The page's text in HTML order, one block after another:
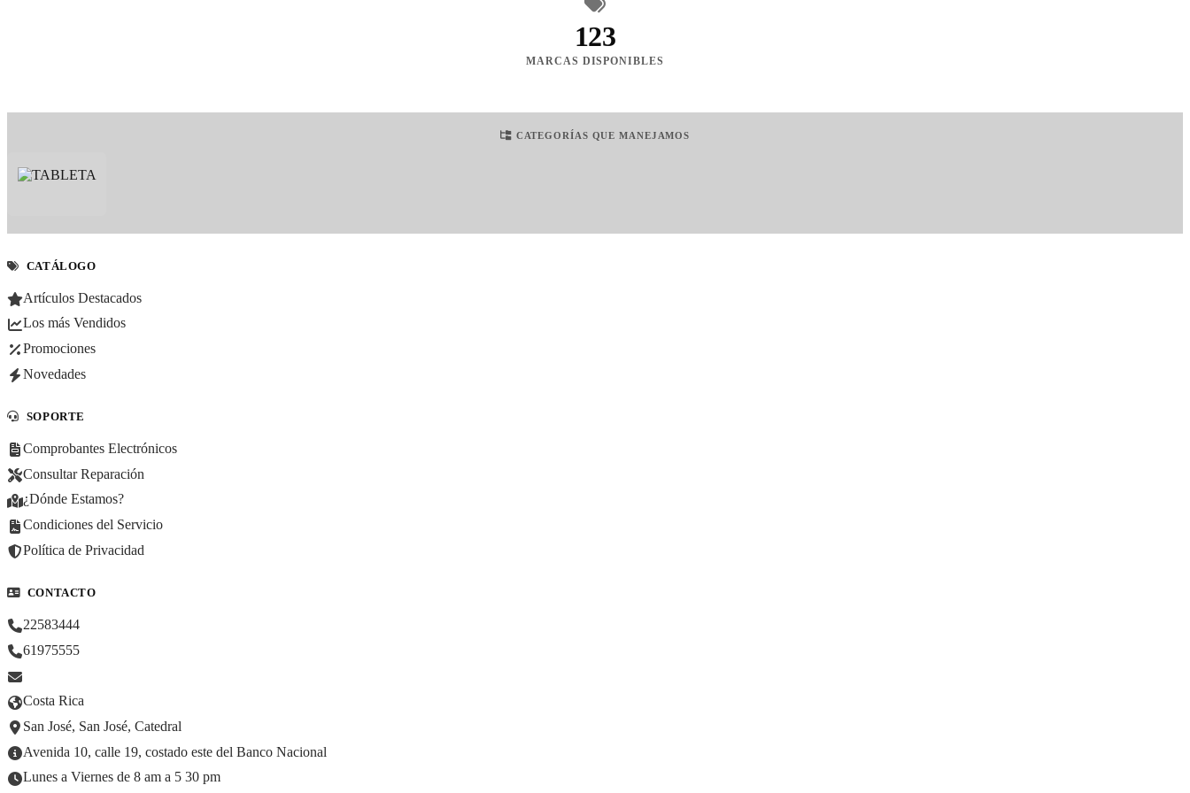
123
MARCAS DISPONIBLES
CATEGORÍAS QUE MANEJAMOS
CATÁLOGO
Artículos Destacados
Los más Vendidos
Promociones
Novedades
SOPORTE
Comprobantes Electrónicos
Consultar Reparación
¿Dónde Estamos?
Condiciones del Servicio
Política de Privacidad
CONTACTO
22583444
61975555
Costa Rica
San José, San José, Catedral
Avenida 10, calle 19, costado este del Banco Nacional
Lunes a Viernes de 8 am a 5 30 pm